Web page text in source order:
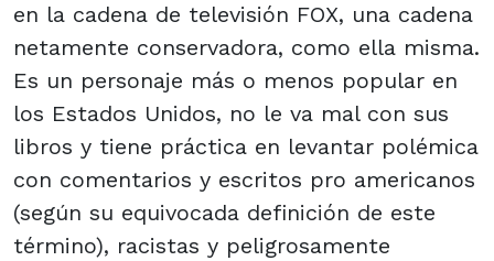
en la cadena de televisión FOX, una cadena
netamente conservadora, como ella misma.
Es un personaje más o menos popular en
los Estados Unidos, no le va mal con sus
libros y tiene práctica en levantar polémica
con comentarios y escritos pro americanos
(según su equivocada definición de este
término), racistas y peligrosamente